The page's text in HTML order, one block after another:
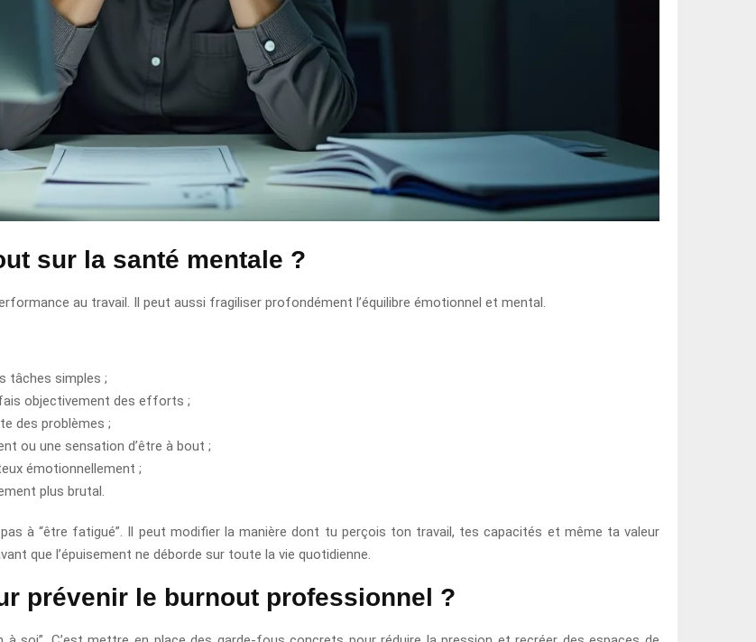
sur la santé mentale ?
au travail. Il peut aussi fragiliser profondément l’équilibre émotionnel et mental.
tâches simples ;
objectivement des efforts ;
des problèmes ;
ou une sensation d’être à bout ;
émotionnellement ;
plus brutal.
à “être fatigué”. Il peut modifier la manière dont tu perçois ton travail, tes capacités et même ta valeur
que l’épuisement ne déborde sur toute la vie quotidienne.
prévenir le burnout professionnel ?